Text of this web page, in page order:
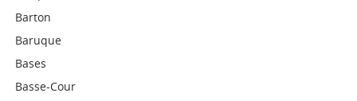
Barton
Baruque
Bases
Basse-Cour